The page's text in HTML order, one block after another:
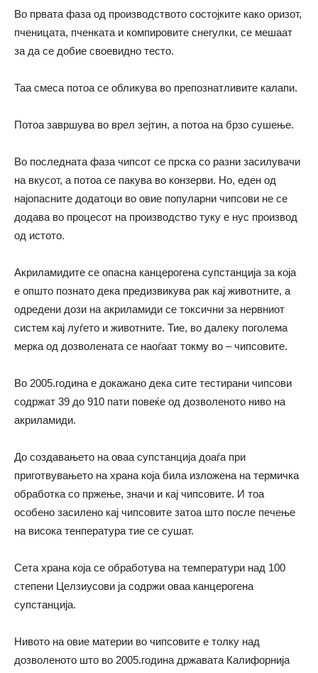
Во првата фаза од производството состојките како оризот,
пченицата, пченката и компировите снегулки, се мешаат
за да се добие своевидно тесто.
Таа смеса потоа се обликува во препознатливите калапи.
Потоа завршува во врел зејтин, а потоа на брзо сушење.
Во последната фаза чипсот се прска со разни засилувачи
на вкусот, а потоа се пакува во конзерви. Но, еден од
најопасните додатоци во овие популарни чипсови не се
додава во процесот на производство туку е нус производ
од истото.
Акриламидите се опасна канцерогена супстанција за која
е општо познато дека предизвикува рак кај животните, а
одредени дози на акриламиди се токсични за нервниот
систем кај луѓето и животните. Тие, во далеку поголема
мерка од дозволената се наоѓаат токму во – чипсовите.
Во 2005.година е докажано дека сите тестирани чипсови
содржат 39 до 910 пати повеќе од дозволеното ниво на
акриламиди.
До создавањето на оваа супстанција доаѓа при
приготвувањето на храна која била изложена на термичка
обработка со пржење, значи и кај чипсовите. И тоа
особено засилено кај чипсовите затоа што после печење
на висока тенпература тие се сушат.
Сета храна која се обработува на температури над 100
степени Целзиусови ја содржи оваа канцерогена
супстанција.
Нивото на овие материи во чипсовите е толку над
дозволеното што во 2005.година државата Калифорнија